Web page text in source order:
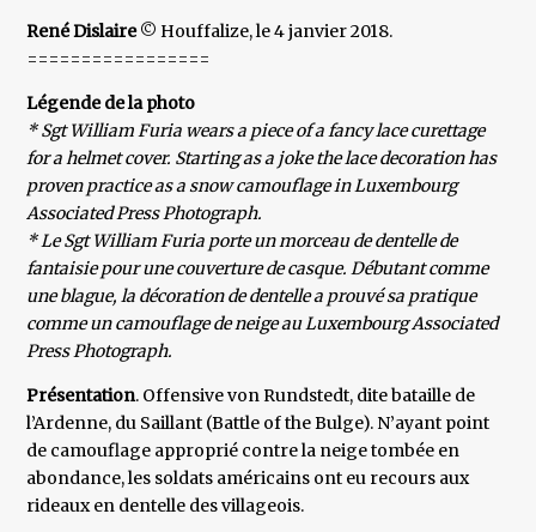
René Dislaire© Houffalize, le 4 janvier 2018.
=================
Légende de la photo
* Sgt William Furia wears a piece of a fancy lace curettage
for a helmet cover. Starting as a joke the lace decoration has
proven practice as a snow camouflage in Luxembourg
Associated Press Photograph.
* Le Sgt William Furia porte un morceau de dentelle de
fantaisie pour une couverture de casque. Débutant comme
une blague, la décoration de dentelle a prouvé sa pratique
comme un camouflage de neige au Luxembourg Associated
Press Photograph.
Présentation. Offensive von Rundstedt, dite bataille de
l’Ardenne, du Saillant (Battle of the Bulge). N’ayant point
de camouflage approprié contre la neige tombée en
abondance, les soldats américains ont eu recours aux
rideaux en dentelle des villageois.